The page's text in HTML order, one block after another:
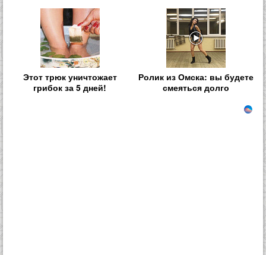
Этот трюк уничтожает
грибок за 5 дней!
Ролик из Омска: вы будете
смеяться долго